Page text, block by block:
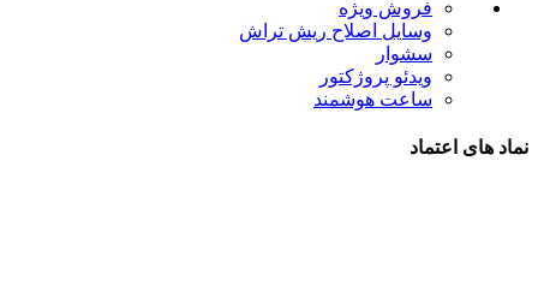
فروش ویژه
وسایل اصلاح ریش تراش
سشوار
ویدئو پروژکتور
ساعت هوشمند
نماد های اعتماد